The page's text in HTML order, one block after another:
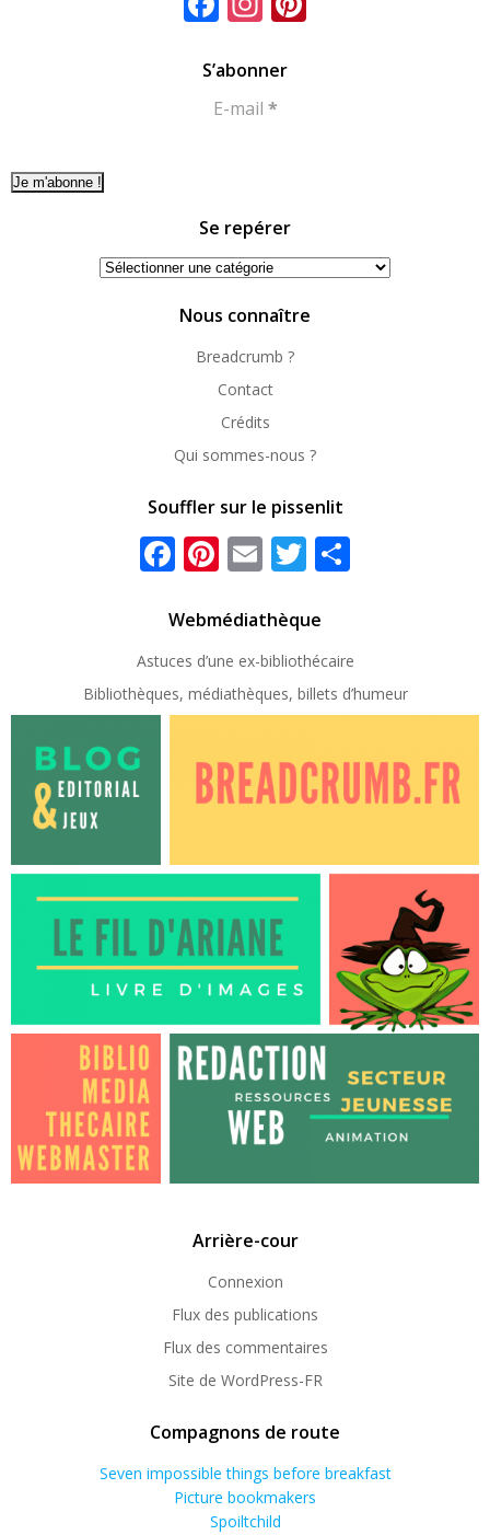
S’abonner
E-mail *
Se repérer
Se
Nous connaître
Breadcrumb ?
Contact
Crédits
Qui sommes-nous ?
Souffler sur le pissenlit
Facebook
Pinterest
EmailTwitter
Webmédiathèque
Astuces d’une ex-bibliothécaire
Bibliothèques, médiathèques, billets d’humeur
Arrière-cour
Connexion
Flux des publications
Flux des commentaires
Site de WordPress-FR
Compagnons de route
Seven impossible things before breakfast
Picture bookmakers
Spoiltchild